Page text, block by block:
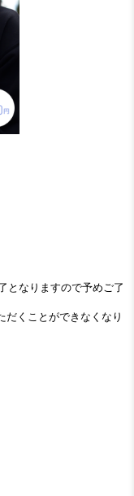
となりますので予めご了
くことができなくなり